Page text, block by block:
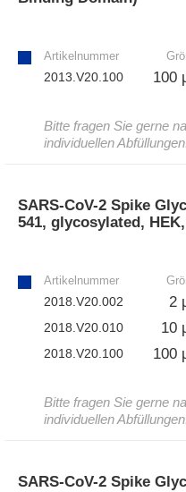
– Alle White Label und
– A·EL·VIS Produkte
Artikelnummer
2013.V20.100 100
Bitte fragen Sie gerne
individuellen
SARS-CoV-2 Spike
541, glycosylated,
Artikelnummer
2018.V20.002 2
2018.V20.010 10
2018.V20.100 100
Bitte fragen Sie gerne
individuellen
SARS-CoV-2 Spike